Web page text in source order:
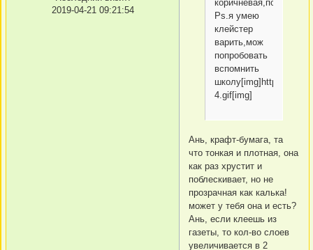
2019-04-21 09:21:54
коричневая,пойдёт?
Ps.я умею
клейстер
варить,мож
попробовать
вспомнить
школу[img]https://
4.gif[img]
Ань, крафт-бумага, та
что тонкая и плотная, она
как раз хрустит и
поблескивает, но не
прозрачная как калька!
может у тебя она и есть?
Ань, если клеешь из
газеты, то кол-во слоев
увеличивается в 2